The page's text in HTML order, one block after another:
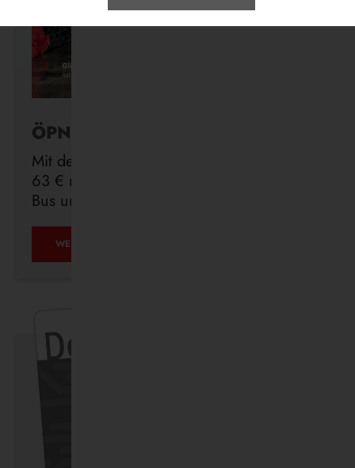
ÖPNV ist, was ihr draus macht.
Mit dem Deutschlandticket sind Sie für
63 € monatlich in ganz Deutschland mit
Bus und Bahn unterwegs.
WEITERLESEN …